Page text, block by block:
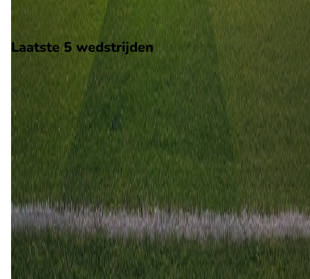
Stadion: Hoeddvoll Stadion
Scheidsrechter: Onbekend
Laatste 5 wedstrijden
H2H
Hoedd
Bryne
31 mei
2026
Bryne
Hoedd
1
13 aug 2023
Bryne
Hoedd
2
24 jun
2023